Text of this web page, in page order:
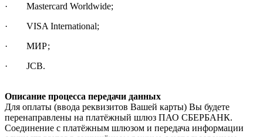
· Mastercard Worldwide;
· VISA International;
· МИР;
· JCB.
Описание процесса передачи данных
Для оплаты (ввода реквизитов Вашей карты) Вы будете
перенаправлены на платёжный шлюз ПАО СБЕРБАНК.
Соединение с платёжным шлюзом и передача информации